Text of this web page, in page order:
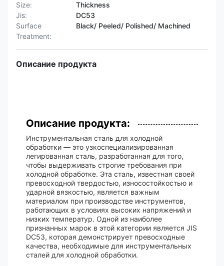
Size:
Thickness
Jis:
DC53
Surface
Treatment:
Black/ Peeled/ Polished/ Machined
Описание продукта
Описание продукта:
Инструментальная сталь для холодной
обработки — это узкоспециализированная
легированная сталь, разработанная для того,
чтобы выдерживать строгие требования при
холодной обработке. Эта сталь, известная своей
превосходной твердостью, износостойкостью и
ударной вязкостью, является важным
материалом при производстве инструментов,
работающих в условиях высоких напряжений и
низких температур. Одной из наиболее
признанных марок в этой категории является JIS
DC53, которая демонстрирует превосходные
качества, необходимые для инструментальных
сталей для холодной обработки.